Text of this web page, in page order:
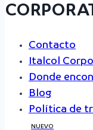
Contacto
Italcol
Donde
Blog
Política de
NUEVO